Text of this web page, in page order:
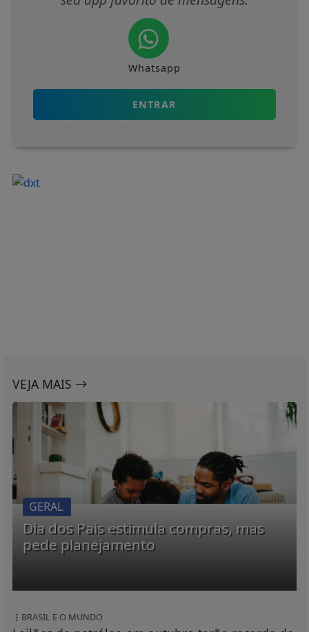
pede planejamento
BRASIL E O MUNDO
Leilões de petróleo em outubro terão recorde de
áreas em disputa
Só no pré-sal, 13 blocos serão licitados, detalha
Agência Nacional do Petróleo, Gás Natural e
Biocombustíveis (ANP).
filantrópicos
Em uma operação hospitalar, na qual grande parte
das despesas é contínua, contar com receitas